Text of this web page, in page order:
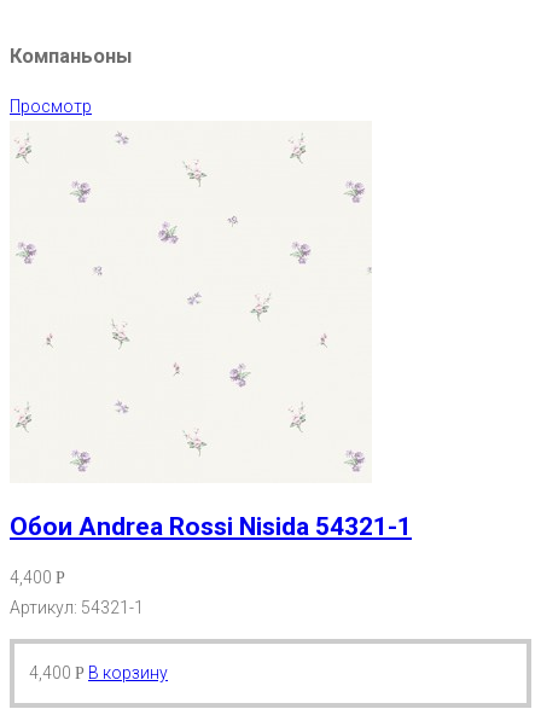
Компаньоны
Просмотр
Обои Andrea Rossi Nisida 54321-1
4,400 Р
Артикул: 54321-1
4,400 Р В корзину